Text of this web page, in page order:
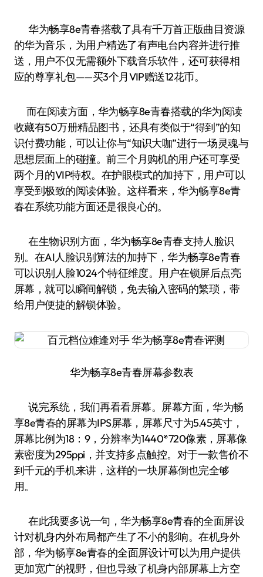
华为畅享8e青春搭载了具有千万首正版曲目资源
的华为音乐，为用户精选了有声电台内容并进行推
送，用户不仅无需额外下载音乐软件，还可获得相
应的尊享礼包——买3个月VIP赠送12花币。
而在阅读方面，华为畅享8e青春搭载的华为阅读
收藏有50万册精品图书，还具有类似于“得到”的知
识付费功能，可以让你与“知识大咖”进行一场灵魂与
思想层面上的碰撞。前三个月购机的用户还可享受
两个月的VIP特权。在护眼模式的加持下，用户可以
享受到极致的阅读体验。这样看来，华为畅享8e青
春在系统功能方面还是很良心的。
在生物识别方面，华为畅享8e青春支持人脸识
别。在AI人脸识别算法的加持下，华为畅享8e青春
可以识别人脸1024个特征维度。用户在锁屏后点亮
屏幕，就可以瞬间解锁，免去输入密码的繁琐，带
给用户便捷的解锁体验。
华为畅享8e青春屏幕参数表
说完系统，我们再看看屏幕。屏幕方面，华为畅
享8e青春的屏幕为IPS屏幕，屏幕尺寸为5.45英寸，
屏幕比例为18：9，分辨率为1440*720像素，屏幕像
素密度为295ppi，并支持多点触控。对于一款售价不
到千元的手机来讲，这样的一块屏幕倒也完全够
用。
在此我要多说一句，华为畅享8e青春的全面屏设
计对机身内外布局都产生了不小的影响。在机身外
部，华为畅享8e青春的全面屏设计可以为用户提供
更加宽广的视野，但也导致了机身内部屏幕上方空